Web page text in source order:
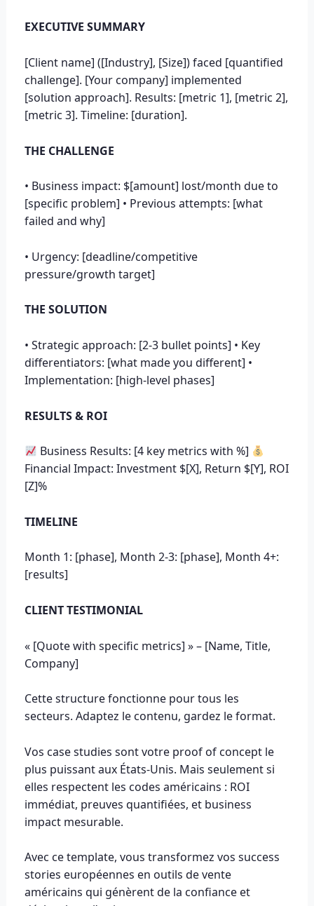
EXECUTIVE SUMMARY
[Client name] ([Industry], [Size]) faced [quantified
challenge]. [Your company] implemented
[solution approach]. Results: [metric 1], [metric 2],
[metric 3]. Timeline: [duration].
THE CHALLENGE
• Business impact: $[amount] lost/month due to
[specific problem] • Previous attempts: [what
failed and why]
• Urgency: [deadline/competitive
pressure/growth target]
THE SOLUTION
• Strategic approach: [2-3 bullet points] • Key
differentiators: [what made you different] •
Implementation: [high-level phases]
RESULTS & ROI
Business Results: [4 key metrics with %]
Financial Impact: Investment $[X], Return $[Y], ROI
[Z]%
TIMELINE
Month 1: [phase], Month 2-3: [phase], Month 4+:
[results]
CLIENT TESTIMONIAL
« [Quote with specific metrics] » – [Name, Title,
Company]
Cette structure fonctionne pour tous les
secteurs. Adaptez le contenu, gardez le format.
Vos case studies sont votre proof of concept le
plus puissant aux États-Unis. Mais seulement si
elles respectent les codes américains : ROI
immédiat, preuves quantifiées, et business
impact mesurable.
Avec ce template, vous transformez vos success
stories européennes en outils de vente
américains qui génèrent de la confiance et